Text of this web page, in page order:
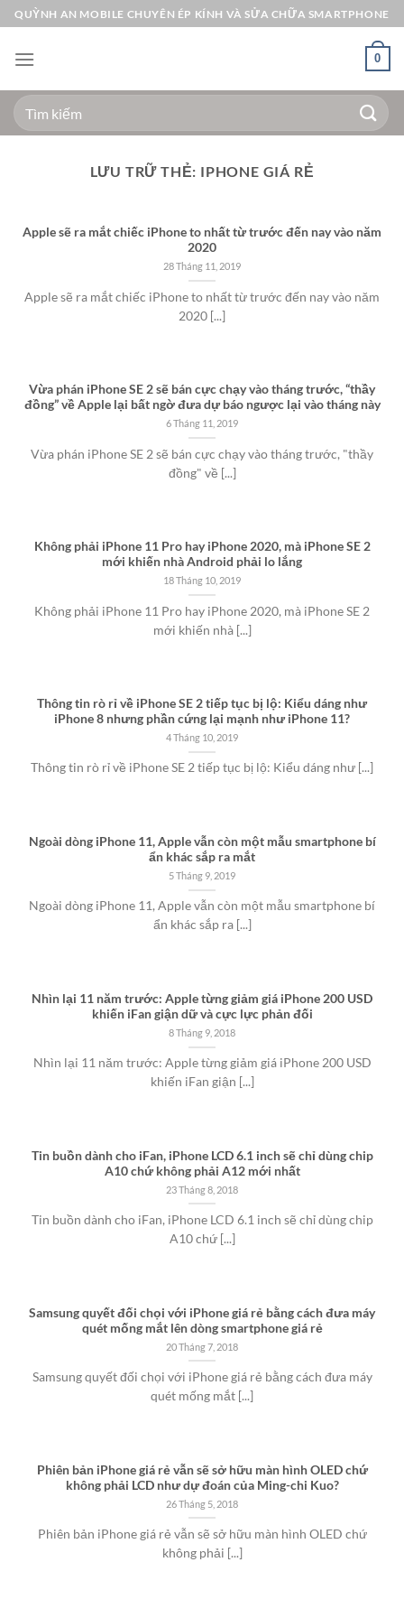
Bỏ
qua
nội
QUỲNH AN MOBILE CHUYÊN ÉP KÍNH VÀ SỬA CHỮA SMARTPHONE
0
Tìm
kiếm:
LƯU TRỮ THẺ: IPHONE GIÁ RẺ
Apple sẽ ra mắt chiếc iPhone to nhất từ trước đến nay vào năm
2020
28 Tháng 11, 2019
Apple sẽ ra mắt chiếc iPhone to nhất từ trước đến nay vào năm
2020 [...]
Vừa phán iPhone SE 2 sẽ bán cực chạy vào tháng trước, “thầy
đồng” về Apple lại bất ngờ đưa dự báo ngược lại vào tháng này
6 Tháng 11, 2019
Vừa phán iPhone SE 2 sẽ bán cực chạy vào tháng trước, "thầy
đồng" về [...]
Không phải iPhone 11 Pro hay iPhone 2020, mà iPhone SE 2
mới khiến nhà Android phải lo lắng
18 Tháng 10, 2019
Không phải iPhone 11 Pro hay iPhone 2020, mà iPhone SE 2
mới khiến nhà [...]
Thông tin rò rỉ về iPhone SE 2 tiếp tục bị lộ: Kiểu dáng như
iPhone 8 nhưng phần cứng lại mạnh như iPhone 11?
4 Tháng 10, 2019
Thông tin rò rỉ về iPhone SE 2 tiếp tục bị lộ: Kiểu dáng như [...]
Ngoài dòng iPhone 11, Apple vẫn còn một mẫu smartphone bí
ẩn khác sắp ra mắt
5 Tháng 9, 2019
Ngoài dòng iPhone 11, Apple vẫn còn một mẫu smartphone bí
ẩn khác sắp ra [...]
Nhìn lại 11 năm trước: Apple từng giảm giá iPhone 200 USD
khiến iFan giận dữ và cực lực phản đối
8 Tháng 9, 2018
Nhìn lại 11 năm trước: Apple từng giảm giá iPhone 200 USD
khiến iFan giận [...]
Tin buồn dành cho iFan, iPhone LCD 6.1 inch sẽ chỉ dùng chip
A10 chứ không phải A12 mới nhất
23 Tháng 8, 2018
Tin buồn dành cho iFan, iPhone LCD 6.1 inch sẽ chỉ dùng chip
A10 chứ [...]
Samsung quyết đối chọi với iPhone giá rẻ bằng cách đưa máy
quét mống mắt lên dòng smartphone giá rẻ
20 Tháng 7, 2018
Samsung quyết đối chọi với iPhone giá rẻ bằng cách đưa máy
quét mống mắt [...]
Phiên bản iPhone giá rẻ vẫn sẽ sở hữu màn hình OLED chứ
không phải LCD như dự đoán của Ming-chi Kuo?
26 Tháng 5, 2018
Phiên bản iPhone giá rẻ vẫn sẽ sở hữu màn hình OLED chứ
không phải [...]